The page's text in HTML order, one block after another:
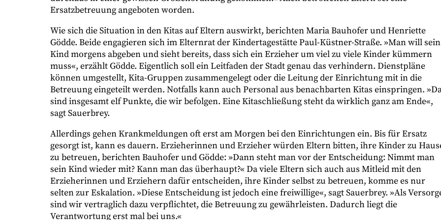
Ersatzbetreuung angeboten worden.
Wie sich die Situation in den Kitas auf Eltern auswirkt, berichten Maria Bauhofer und Henriette
Gödde. Beide engagieren sich im Elternrat der Kindertagestätte Paul-Küstner-Straße. »Man will sein
Kind morgens abgeben und sieht bereits, dass sich ein Erzieher um viel zu viele Kinder kümmern
muss«, erzählt Gödde. Eigentlich soll ein Leitfaden der Stadt genau das verhindern. Dienstpläne
können umgestellt, Kita-Gruppen zusammengelegt oder die Leitung der Einrichtung mit in die
Betreuung eingeteilt werden. Notfalls kann auch Personal aus benachbarten Kitas einspringen.
sind insgesamt elf Punkte, die wir befolgen. Eine Kitaschließung steht da wirklich ganz am Ende«,
sagt Sauerbrey.
Allerdings gehen Krankmeldungen oft erst am Morgen bei den Einrichtungen ein. Bis für Ersatz
gesorgt ist, kann es dauern. Erzieherinnen und Erzieher würden Eltern bitten, ihre Kinder zu
zu betreuen, berichten Bauhofer und Gödde: »Dann steht man vor der Entscheidung: Nimmt man
sein Kind wieder mit? Kann man das überhaupt?« Da viele Eltern sich auch aus Mitleid mit den
Erzieherinnen und Erziehern dafür entscheiden, ihre Kinder selbst zu betreuen, komme es nur
selten zur Eskalation. »Diese Entscheidung ist jedoch eine freiwillige«, sagt Sauerbrey. »Als
sind wir vertraglich dazu verpflichtet, die Betreuung zu gewährleisten. Dadurch liegt die
Verantwortung erst mal bei uns.«